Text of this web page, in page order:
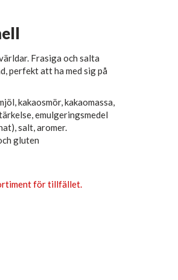
Frasiga och salta
perfekt att ha med sig på
kakaosmör, kakaomassa,
emulgeringsmedel
salt, aromer.
gluten
för tillfället.